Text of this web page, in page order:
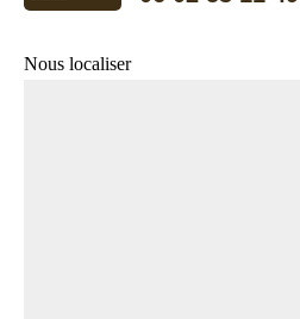
Nous localiser